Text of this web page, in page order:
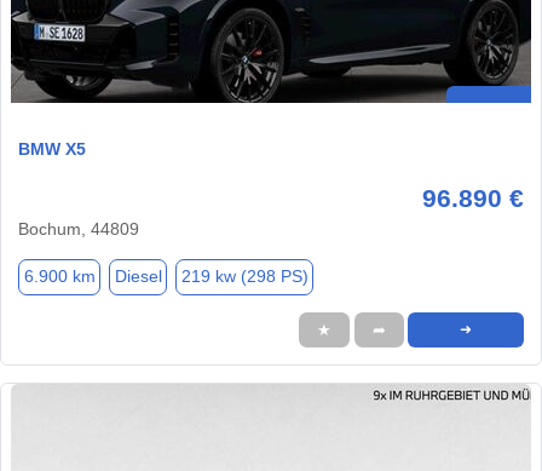
BMW X5
96.890 €
Bochum, 44809
6.900 km Diesel 219 kw (298 PS)
★ ➦ ➜